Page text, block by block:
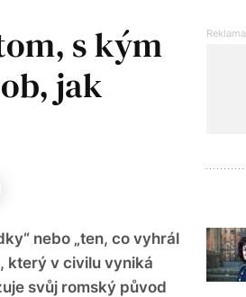
s kým
jak
nebo „ten, co vyhrál
který v civilu vyniká
svůj romský původ